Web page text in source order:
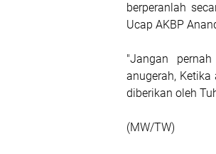
berperanlah
Ucap AKBP
"Jangan
anugerah,
diberikan oleh
(MW/TW)